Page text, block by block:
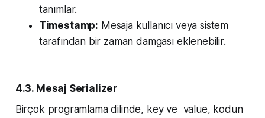
tanımlar.
Timestamp: Mesaja kullanıcı veya sistem
tarafından bir zaman damgası eklenebilir.
4.3. Mesaj Serializer
Birçok programlama dilinde, key ve value, kodun